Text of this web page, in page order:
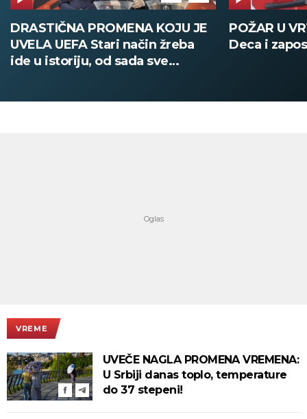
POŽAR U VRTIĆU NA VOŽDOVCU
Deca i zaposleni evakuisani
SINIŠA
DOBIO
VREME
UVEČE NAGLA PROMENA VREMENA:
U Srbiji danas toplo, temperature
do 37 stepeni!